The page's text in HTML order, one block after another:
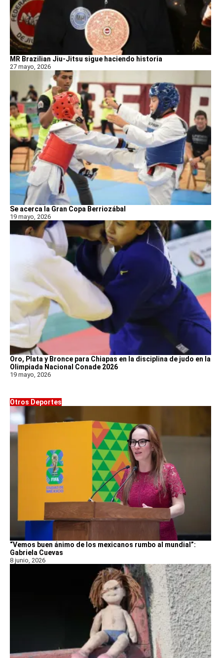
MR Brazilian Jiu-Jitsu sigue haciendo historia
27 mayo, 2026
Se acerca la Gran Copa Berriozábal
19 mayo, 2026
Oro, Plata y Bronce para Chiapas en la disciplina de judo en la
Olimpiada Nacional Conade 2026
19 mayo, 2026
Otros Deportes
“Vemos buen ánimo de los mexicanos rumbo al mundial”:
Gabriela Cuevas
8 junio, 2026